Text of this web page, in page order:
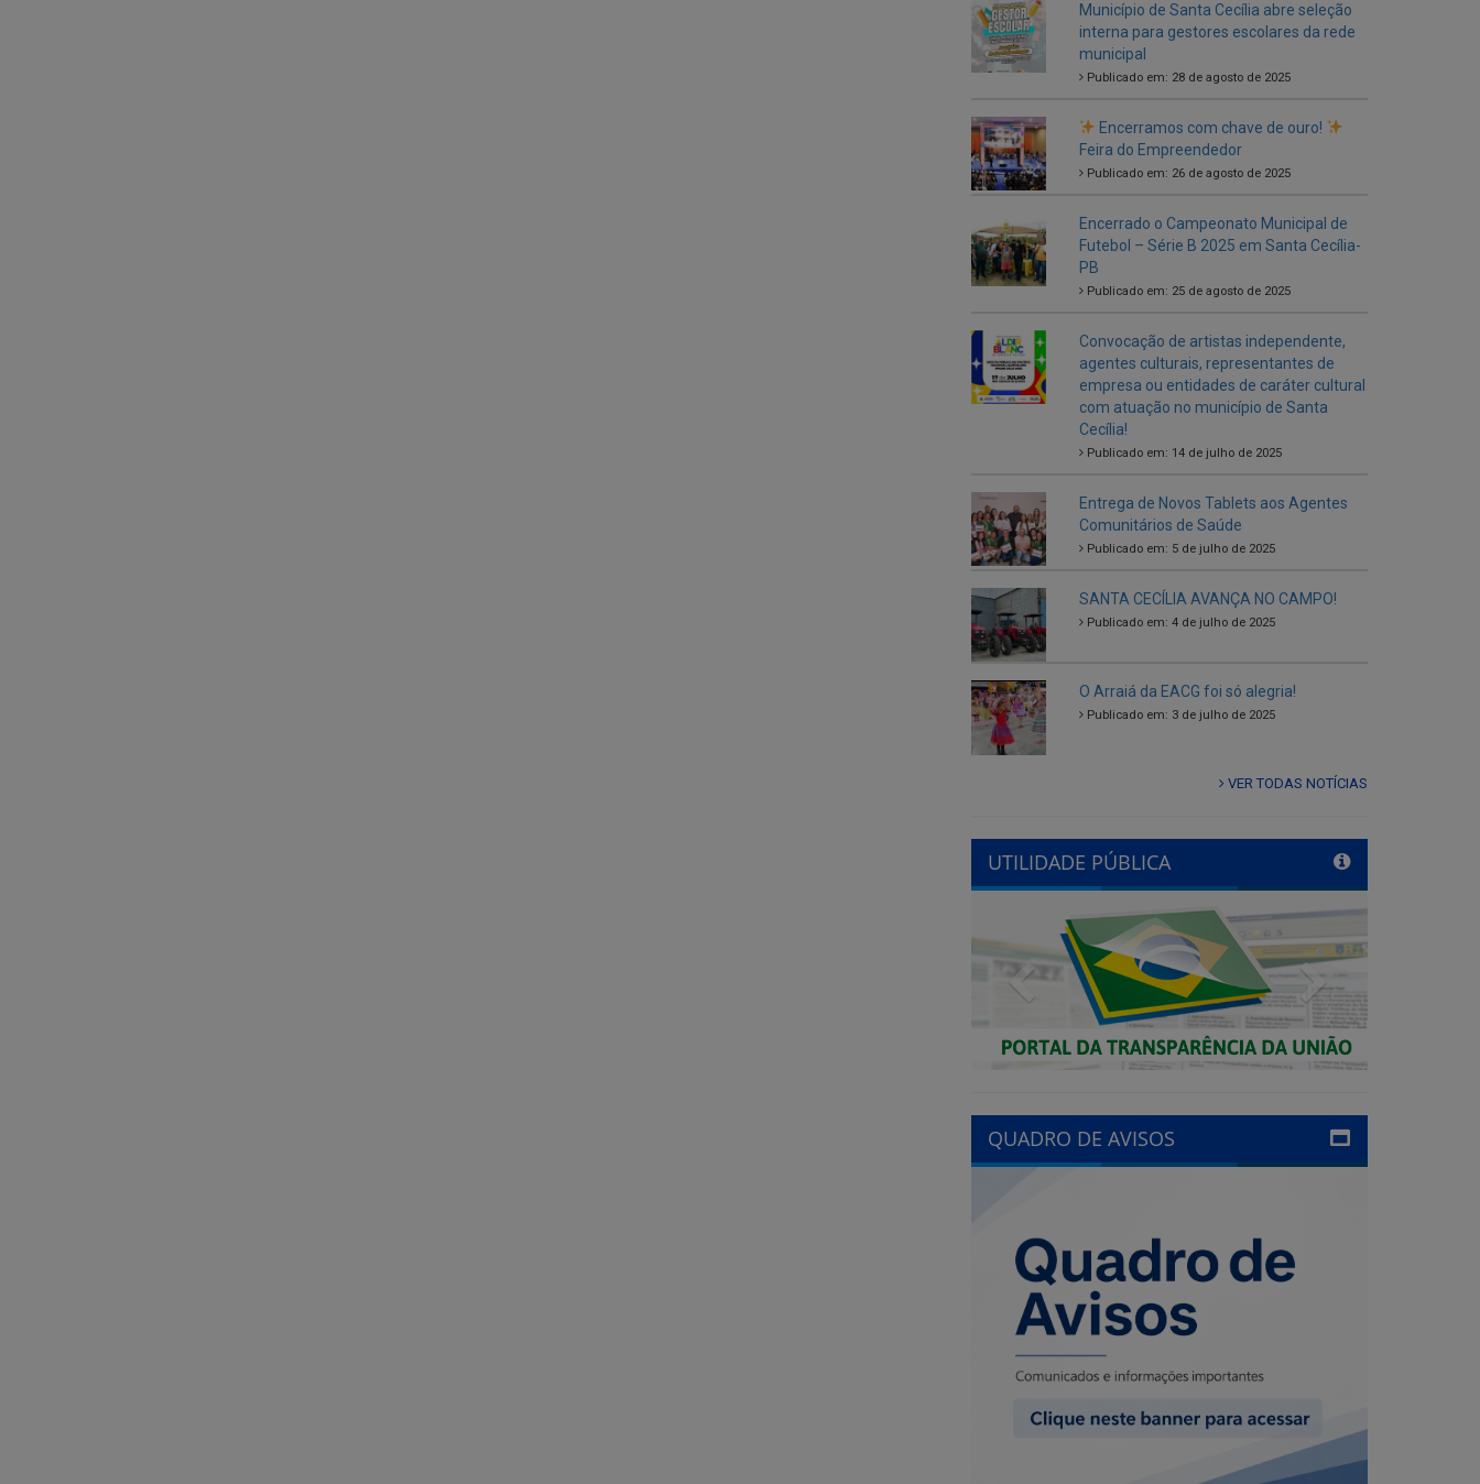
Encerramos com chave de ouro!
Feira do Empreendedor
Publicado em: 26 de agosto de 2025
Encerrado o Campeonato Municipal de
Futebol – Série B 2025 em Santa Cecília-
PB
Convocação de artistas independente,
agentes culturais, representantes de
empresa ou entidades de caráter cultural
Cecília!
Publicado em: 14 de julho de 2025
Entrega de Novos Tablets aos Agentes
Comunitários de Saúde
Publicado em: 5 de julho de 2025
SANTA CECÍLIA AVANÇA NO CAMPO!
O Arraiá da EACG foi só alegria!
Publicado em: 3 de julho de 2025
VER TODAS NOTÍCIAS
Previous Next
QUADRO DE AVISOS